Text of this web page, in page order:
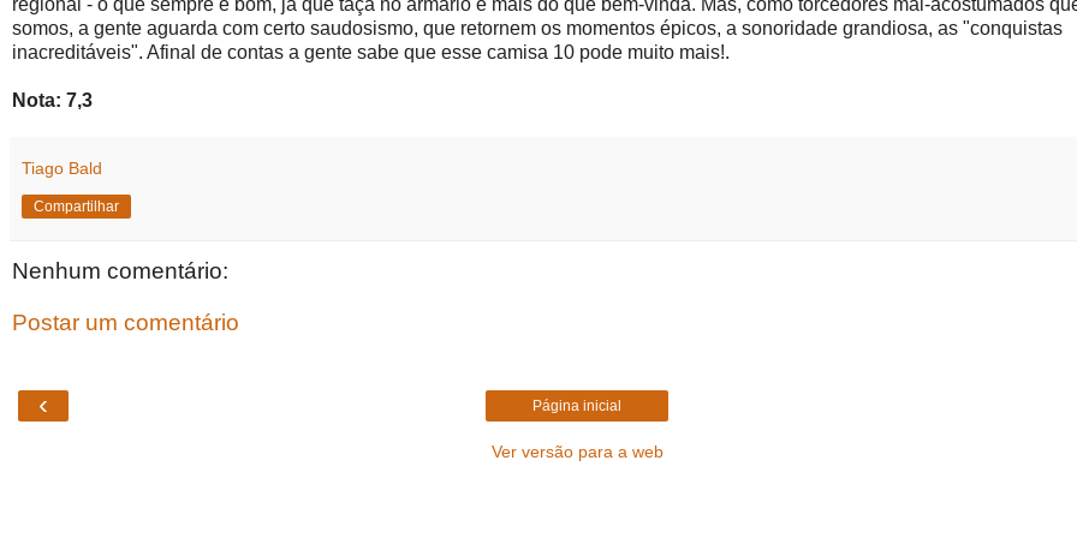
somos, a gente aguarda com certo saudosismo, que retornem os momentos épicos, a sonoridade grandiosa, as "conquistas
inacreditáveis". Afinal de contas a gente sabe que esse camisa 10 pode muito mais!.
Nota: 7,3
Tiago Bald
Compartilhar
Nenhum comentário:
Postar um comentário
‹ Página inicial
Ver versão para a web